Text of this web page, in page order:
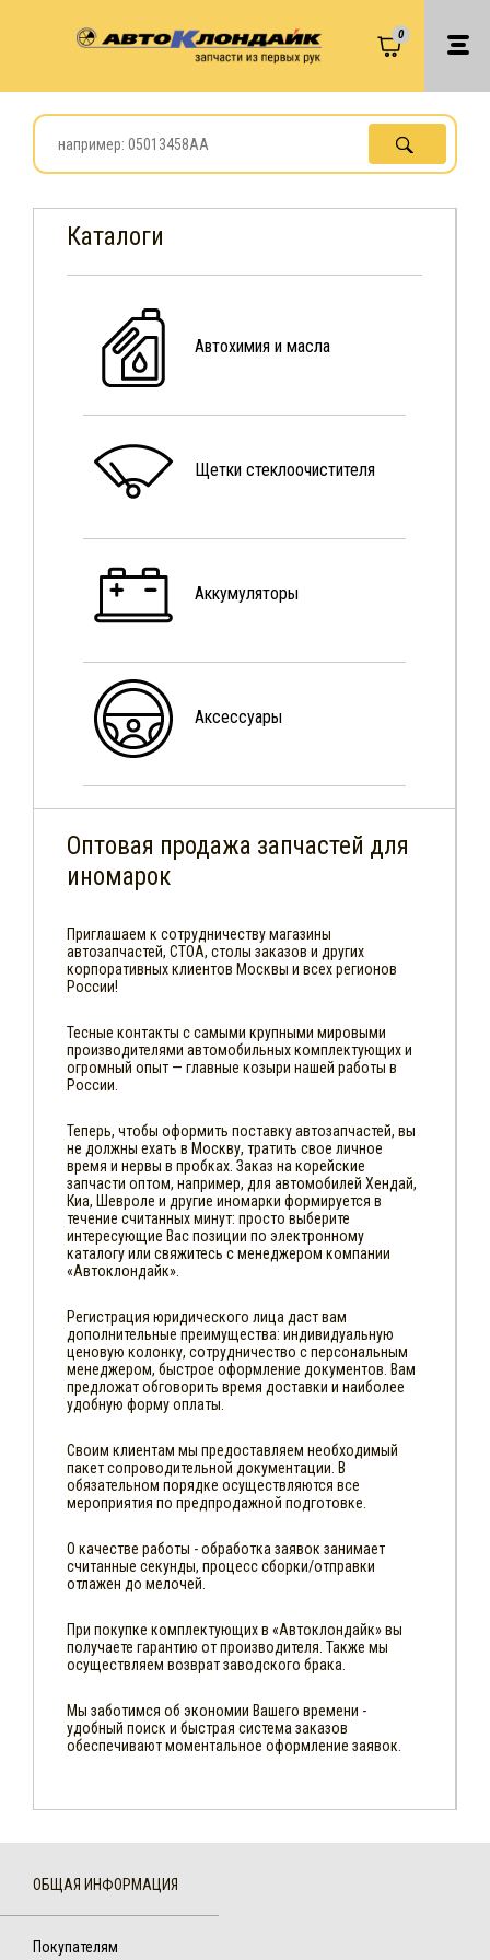
0
Каталоги
Автохимия и масла
Щетки стеклоочистителя
Аккумуляторы
Аксессуары
Оптовая продажа запчастей для
иномарок
Приглашаем к сотрудничеству магазины
автозапчастей, СТОА, столы заказов и других
корпоративных клиентов Москвы и всех регионов
России!
Тесные контакты с самыми крупными мировыми
производителями автомобильных комплектующих и
огромный опыт — главные козыри нашей работы в
России.
Теперь, чтобы оформить поставку автозапчастей, вы
не должны ехать в Москву, тратить свое личное
время и нервы в пробках. Заказ на корейские
запчасти оптом, например, для автомобилей Хендай,
Киа, Шевроле и другие иномарки формируется в
течение считанных минут: просто выберите
интересующие Вас позиции по электронному
каталогу или свяжитесь с менеджером компании
«Автоклондайк».
Регистрация юридического лица даст вам
дополнительные преимущества: индивидуальную
ценовую колонку, сотрудничество с персональным
менеджером, быстрое оформление документов. Вам
предложат обговорить время доставки и наиболее
удобную форму оплаты.
Своим клиентам мы предоставляем необходимый
пакет сопроводительной документации. В
обязательном порядке осуществляются все
мероприятия по предпродажной подготовке.
О качестве работы - обработка заявок занимает
считанные секунды, процесс сборки/отправки
отлажен до мелочей.
При покупке комплектующих в «Автоклондайк» вы
получаете гарантию от производителя. Также мы
осуществляем возврат заводского брака.
Мы заботимся об экономии Вашего времени -
удобный поиск и быстрая система заказов
обеспечивают моментальное оформление заявок.
ОБЩАЯ ИНФОРМАЦИЯ
Покупателям